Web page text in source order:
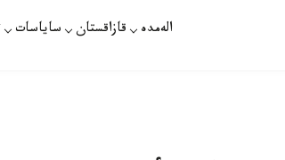
الەمدە قازاقستان ساياسات